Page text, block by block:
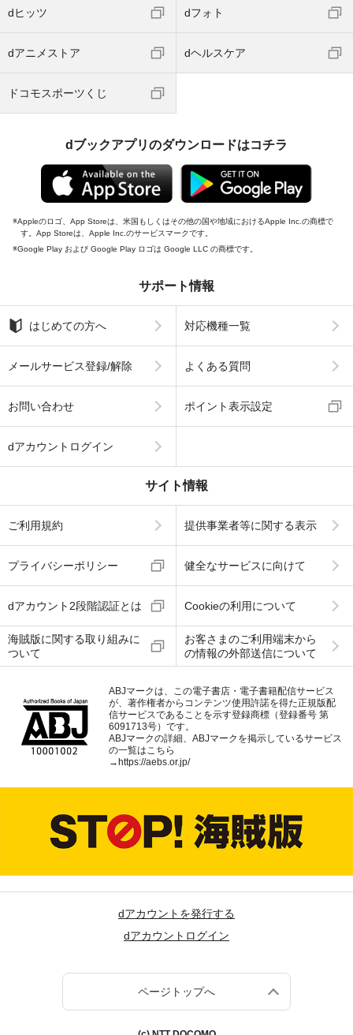
dヒッツ dフォト
dアニメストア dヘルスケア
ドコモスポーツくじ
dブックアプリのダウンロードはコチラ
Appleのロゴ、App Storeは、米国もしくはその他の国や地域におけるApple Inc.の商標で
す。App Storeは、Apple Inc.のサービスマークです。
Google Play および Google Play ロゴは Google LLC の商標です。
サポート情報
はじめての方へ 対応機種一覧
メールサービス登録/解除 よくある質問
お問い合わせ ポイント表示設定
dアカウントログイン
サイト情報
ご利用規約 提供事業者等に関する表示
プライバシーポリシー 健全なサービスに向けて
dアカウント2段階認証とは Cookieの利用について
海賊版に関する取り組みに
ついて
お客さまのご利用端末から
の情報の外部送信について
ABJマークは、この電子書店・電子書籍配信サービス
が、著作権者からコンテンツ使用許諾を得た正規版配
信サービスであることを示す登録商標（登録番号 第
6091713号）です。
ABJマークの詳細、ABJマークを掲示しているサービス
の一覧はこちら
→ https://aebs.or.jp/
dアカウントを発行する
dアカウントログイン
ページトップへ